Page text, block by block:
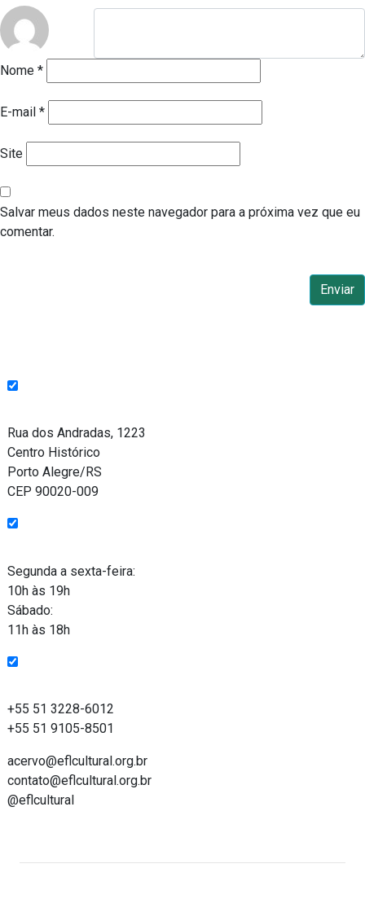
Nome *
E-mail *
Site
Salvar meus dados neste navegador para a próxima vez que eu
comentar.
Rua dos Andradas, 1223
Centro Histórico
Porto Alegre/RS
CEP 90020-009
Segunda a sexta-feira:
10h às 19h
Sábado:
11h às 18h
+55 51 3228-6012
+55 51 9105-8501
acervo@eflcultural.org.br
contato@eflcultural.org.br
@eflcultural